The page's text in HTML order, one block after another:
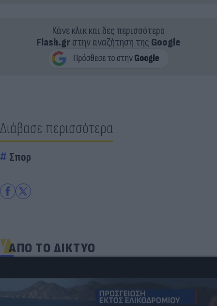
Κάνε κλικ και δες περισσότερο
Flash.grστην αναζήτηση της Google
Διάβασε περισσότερα
Σπορ
ΑΠΟ ΤΟ ΔΙΚΤΥΟ